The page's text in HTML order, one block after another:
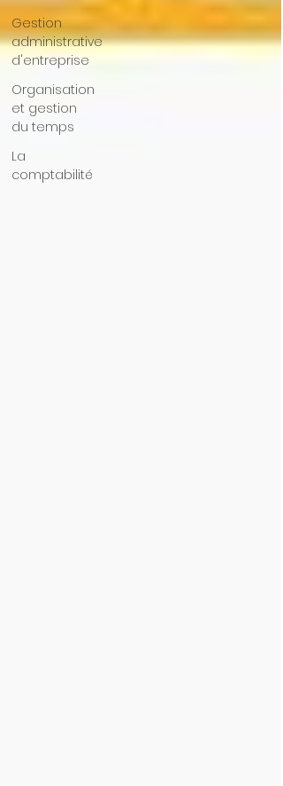
Gestion
administrative
d'entreprise
Organisation
et gestion
du temps
La
comptabilité